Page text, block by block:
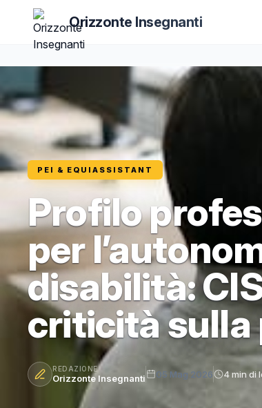
Orizzonte Insegnanti
PEI & EQUIASSISTANT
Profilo
per
disabilità:
criticità sulla
REDAZIONE
Orizzonte Insegnanti 05 Mag 2026 4 min di